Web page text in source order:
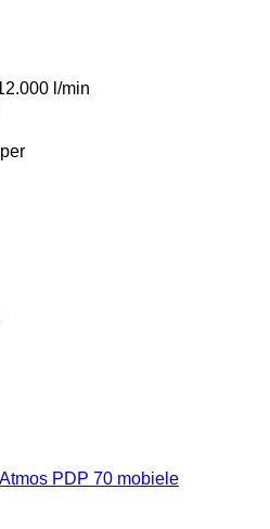
l/min
Atmos PDP 70 mobiele